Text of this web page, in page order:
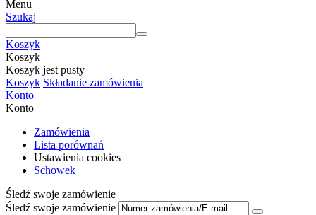
Menu
Szukaj
Koszyk
Koszyk
Koszyk jest pusty
Koszyk Składanie zamówienia
Konto
Konto
Zamówienia
Lista porównań
Ustawienia cookies
Schowek
Śledź swoje zamówienie
Śledź swoje zamówienie